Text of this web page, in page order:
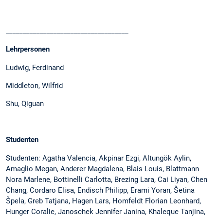
Lehrpersonen
Ludwig, Ferdinand
Middleton, Wilfrid
Shu, Qiguan
Studenten
Studenten: Agatha Valencia, Akpinar Ezgi, Altungök Aylin,
Amaglio Megan, Anderer Magdalena, Blais Louis, Blattmann
Nora Marlene, Bottinelli Carlotta, Brezing Lara, Cai Liyan, Chen
Chang, Cordaro Elisa, Endisch Philipp, Erami Yoran, Šetina
Špela, Greb Tatjana, Hagen Lars, Homfeldt Florian Leonhard,
Hunger Coralie, Janoschek Jennifer Janina, Khaleque Tanjina,